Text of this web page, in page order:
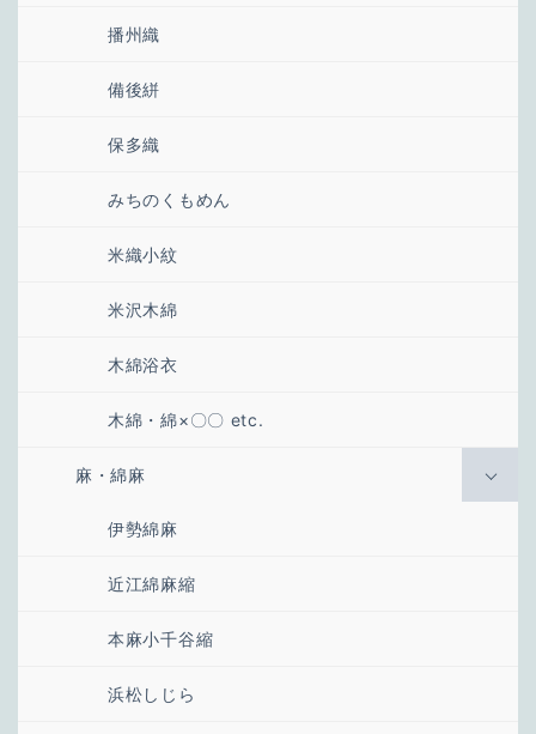
播州織
備後絣
保多織
みちのくもめん
米織小紋
米沢木綿
木綿浴衣
木綿・綿×〇〇 etc.
麻・綿麻
伊勢綿麻
近江綿麻縮
本麻小千谷縮
浜松しじら